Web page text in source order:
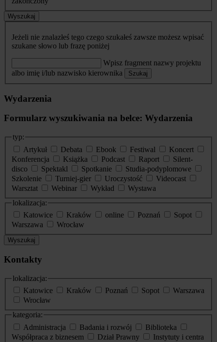
Wyszukaj
Jeżeli nie znalazłeś tego czego szukałeś zawsze możesz wpisać
szukane słowo lub frazę poniżej
Wpisz fragment nazwy projektu
albo imię i/lub nazwisko kierownika
Szukaj
Wydarzenia
Formularz wyszukiwania na belce: Wydarzenia
typ:
Artykuł
Debata Ebook Festiwal
Koncert
Konferencja
Książka Podcast Raport
Silent-
disco
Spektakl Spotkanie
Studia-podyplomowe
Szkolenie
Turniej-gier Uroczystość
Videocast
Warsztat
Webinar Wykład
Wystawa
lokalizacja:
Katowice
Kraków online Poznań
Sopot
Warszawa
Wrocław
Wyszukaj
Kontakty
lokalizacja:
Katowice
Kraków Poznań Sopot
Warszawa
Wrocław
kategoria:
Administracja
Badania i rozwój
Biblioteka
Współpraca z biznesem
Dział Prawny
Instytuty i centra